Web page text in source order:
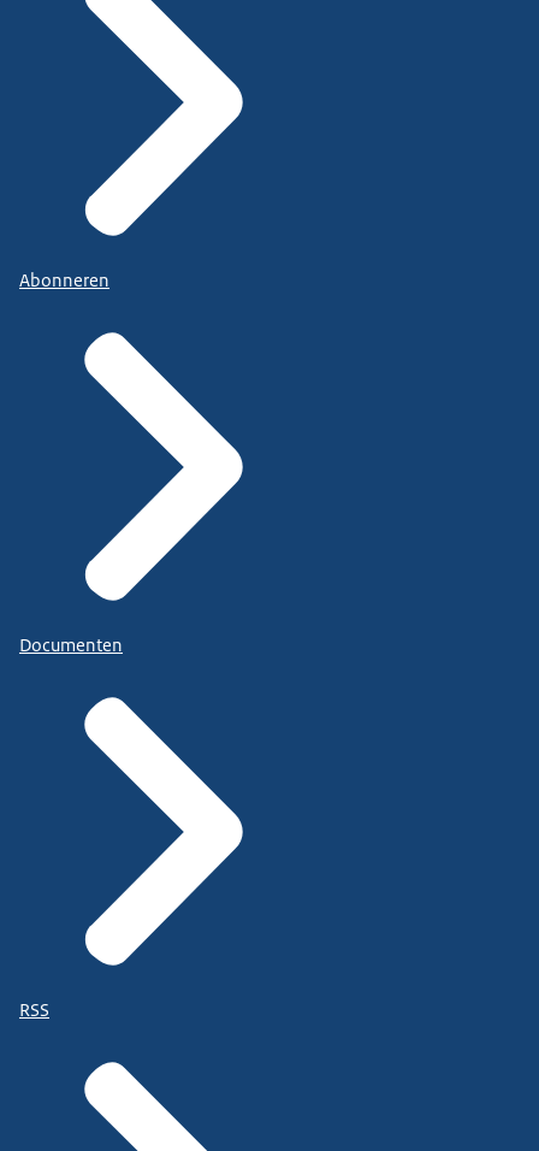
Abonneren
Documenten
RSS